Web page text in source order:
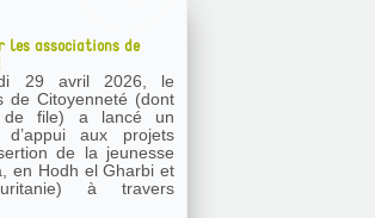
les associations de
29 avril 2026, le
de Citoyenneté (dont
file) a lancé un
d’appui aux projets
de la jeunesse
en Hodh el Gharbi et
à travers